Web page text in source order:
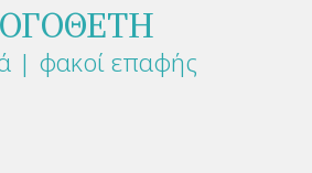
| φακοί επαφής